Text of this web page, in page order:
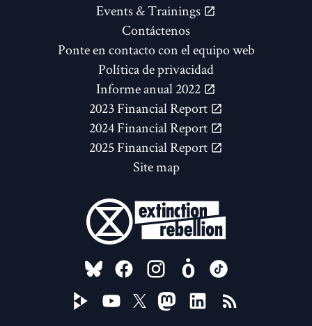
Events & Trainings
Contáctenos
Ponte en contacto con el equipo web
Política de privacidad
Informe anual 2022
2023 Financial Report
2024 Financial Report
2025 Financial Report
Site map
FOLLOW US ON